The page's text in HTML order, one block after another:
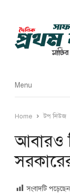
Menu
Menu
Home টপ নিউজ
আবারও
সংবাদটি